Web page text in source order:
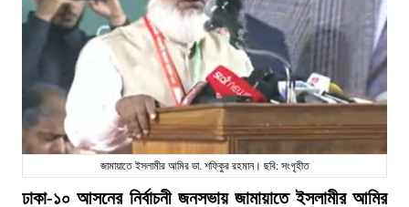
জামায়াতে ইসলামীর আমির ডা. শফিকুর রহমান। ছবি: সংগৃহীত
ঢাকা-১০ আসনের নির্বাচনী জনসভায় জামায়াতে ইসলামীর আমির